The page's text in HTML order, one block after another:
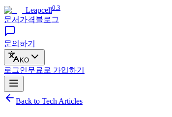
Leapcell0.3
문서 가격블로그
문의하기
KO
로그인무료로 가입하기
Back to Tech Articles